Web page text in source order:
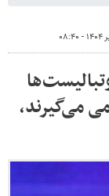
می‌گیرند،